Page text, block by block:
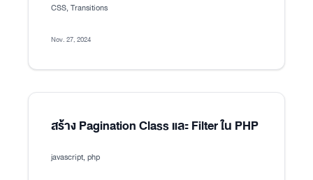
CSS, Transitions
Nov. 27, 2024
สร้าง Pagination Class และ Filter ใน PHP
javascript, php